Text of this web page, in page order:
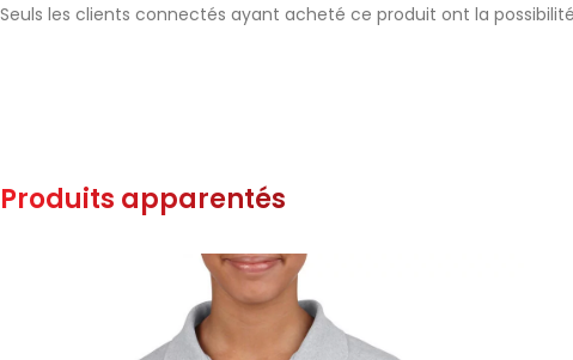
Seuls les clients connectés ayant acheté ce produit ont la
Produits apparentés